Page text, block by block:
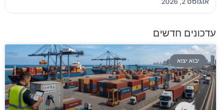
עדכונים חדשים
יבוא יצוא